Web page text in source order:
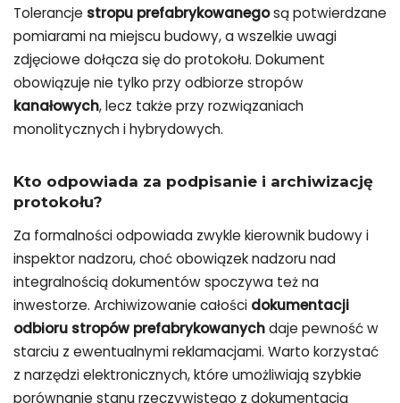
Tolerancje stropu prefabrykowanegosą potwierdzane
pomiarami na miejscu budowy, a wszelkie uwagi
zdjęciowe dołącza się do protokołu. Dokument
obowiązuje nie tylko przy odbiorze stropów
kanałowych, lecz także przy rozwiązaniach
monolitycznych i hybrydowych.
Kto odpowiada za podpisanie i archiwizację
protokołu?
Za formalności odpowiada zwykle kierownik budowy i
inspektor nadzoru, choć obowiązek nadzoru nad
integralnością dokumentów spoczywa też na
inwestorze. Archiwizowanie całości dokumentacji
odbioru stropów prefabrykowanychdaje pewność w
starciu z ewentualnymi reklamacjami. Warto korzystać
z narzędzi elektronicznych, które umożliwiają szybkie
porównanie stanu rzeczywistego z dokumentacją